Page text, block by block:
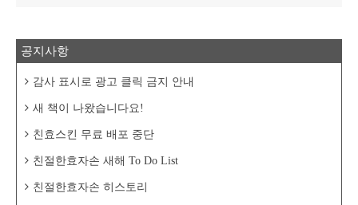
공지사항
감사 표시로 광고 클릭 금지 안내
새 책이 나왔습니다요!
친효스킨 무료 배포 중단
친절한효자손 새해 To Do List
친절한효자손 히스토리